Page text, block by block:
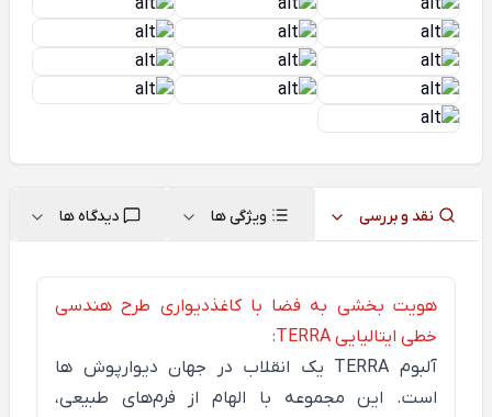
نقد و بررسی ویژگی ها دیدگاه ها
هویت بخشی به فضا با کاغذدیواری طرح هندسی
خطی ایتالیایی TERRA:
آلبوم TERRA یک انقلاب در جهان دیوارپوش ها
است. این مجموعه با الهام از فرم‌های طبیعی،